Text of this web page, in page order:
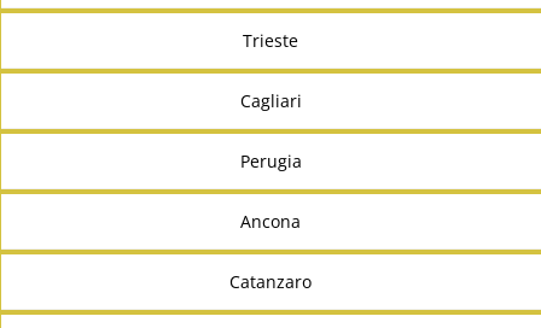
Trieste
Cagliari
Perugia
Ancona
Catanzaro